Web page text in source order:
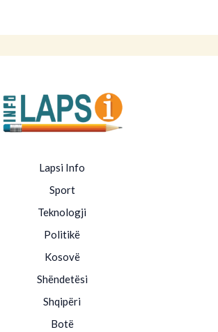
Lapsi Info
Sport
Teknologji
Politikë
Kosovë
Shëndetësi
Shqipëri
Botë